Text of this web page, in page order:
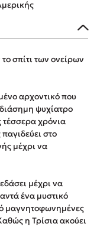
σπίτι των ονείρων
αρχοντικό που
ψυχίατρο
τέσσερα χρόνια
στο
μέχρι να
μέχρι να
ένα μυστικό
μαγνητοφωνημένες
η Τρίσια ακούει